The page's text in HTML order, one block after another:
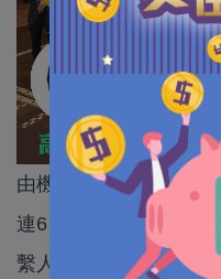
由機電工程署主辦的
連6日在灣仔會議展覽
繫人」和「超級增值